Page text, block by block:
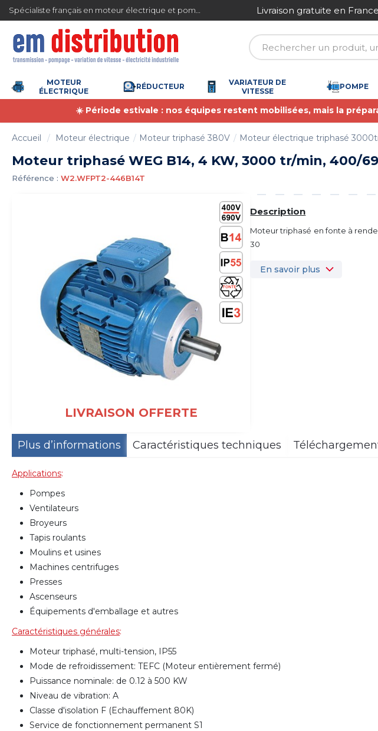
4.7/5 (6359 avis) Livraison gratuite en
MOTEUR
ÉLECTRIQUE
RÉDUCTEUR
VARIATEUR DE
VITESSE
POMPE
☀️ Période estivale : nos équipes restent mobilisées, mais la
Accueil Moteur électrique Moteur triphasé 380V Moteur électrique triphasé
Moteur triphasé WEG B14, 4 KW, 3000 tr/min, 400/
Référence : W2.WFPT2-446B14T
LIVRAISON OFFERTE
Description
Moteur triphasé en fonte à
30
En savoir plus
Plus d’informations Caractéristiques techniques
Applications:
Pompes
Ventilateurs
Broyeurs
Tapis roulants
Moulins et usines
Machines centrifuges
Presses
Ascenseurs
Équipements d'emballage et autres
Caractéristiques générales:
Moteur triphasé, multi-tension, IP55
Mode de refroidissement: TEFC (Moteur entièrement fermé)
Puissance nominale: de 0.12 à 500 KW
Niveau de vibration: A
Classe d'isolation F (Echauffement 80K)
Service de fonctionnement permanent S1
Gestion des cookies